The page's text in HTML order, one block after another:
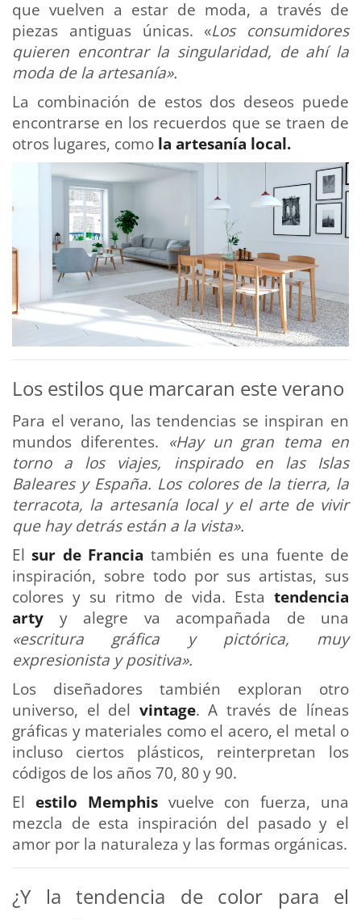
que vuelven a estar de moda, a través de
piezas antiguas únicas. «Los consumidores
quieren encontrar la singularidad, de ahí la
moda de la artesanía».
La combinación de estos dos deseos puede
encontrarse en los recuerdos que se traen de
otros lugares, como la artesanía local.
Los estilos que marcaran este verano
Para el verano, las tendencias se inspiran en
mundos diferentes. «Hay un gran tema en
torno a los viajes, inspirado en las Islas
Baleares y España. Los colores de la tierra, la
terracota, la artesanía local y el arte de vivir
que hay detrás están a la vista».
Elsur de Francia también es una fuente de
inspiración, sobre todo por sus artistas, sus
colores y su ritmo de vida. Esta tendencia
arty y alegre va acompañada de una
«escritura gráfica y pictórica, muy
expresionista y positiva».
Los diseñadores también exploran otro
universo, el del vintage. A través de líneas
gráficas y materiales como el acero, el metal o
incluso ciertos plásticos, reinterpretan los
códigos de los años 70, 80 y 90.
El estilo Memphisvuelve con fuerza, una
mezcla de esta inspiración del pasado y el
amor por la naturaleza y las formas orgánicas.
¿Y la tendencia de color para el